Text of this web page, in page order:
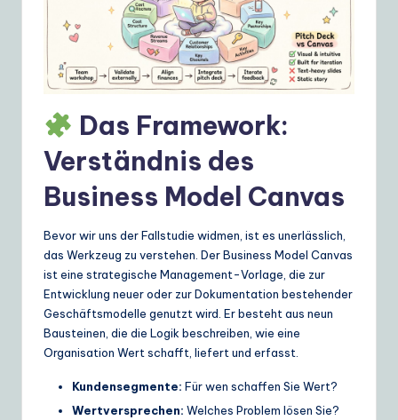
lu
Das Framework:
Verständnis des
Business Model Canvas
Bevor wir uns der Fallstudie widmen, ist es unerlässlich,
das Werkzeug zu verstehen. Der Business Model Canvas
ist eine strategische Management-Vorlage, die zur
Entwicklung neuer oder zur Dokumentation bestehender
Geschäftsmodelle genutzt wird. Er besteht aus neun
Bausteinen, die die Logik beschreiben, wie eine
Organisation Wert schafft, liefert und erfasst.
Kundensegmente: Für wen schaffen Sie Wert?
Wertversprechen: Welches Problem lösen Sie?